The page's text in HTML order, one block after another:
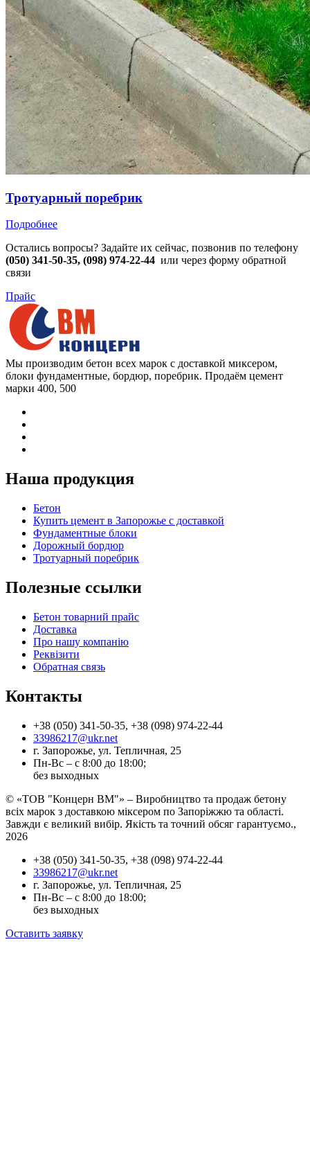
Тротуарный поребрик
Подробнее
Остались вопросы? Задайте их сейчас, позвонив по телефону
(050) 341-50-35, (098) 974-22-44 или через форму обратной
связи
Прайс
Мы производим бетон всех марок с доставкой миксером,
блоки фундаментные, бордюр, поребрик. Продаём цемент
марки 400, 500
Наша продукция
Бетон
Купить цемент в Запорожье с доставкой
Фундаментные блоки
Дорожный бордюр
Тротуарный поребрик
Полезные ссылки
Бетон товарний прайс
Доставка
Про нашу компанію
Реквізити
Обратная связь
Контакты
+38 (050) 341-50-35, +38 (098) 974-22-44
33986217@ukr.net
г. Запорожье, ул. Тепличная, 25
Пн-Вс – с 8:00 до 18:00;
без выходных
© «ТОВ "Концерн ВМ"» – Виробництво та продаж бетону
всіх марок з доставкою міксером по Запоріжжю та області.
Завжди є великий вибір. Якість та точний обсяг гарантуємо.,
2026
+38 (050) 341-50-35, +38 (098) 974-22-44
33986217@ukr.net
г. Запорожье, ул. Тепличная, 25
Пн-Вс – с 8:00 до 18:00;
без выходных
Оставить заявку